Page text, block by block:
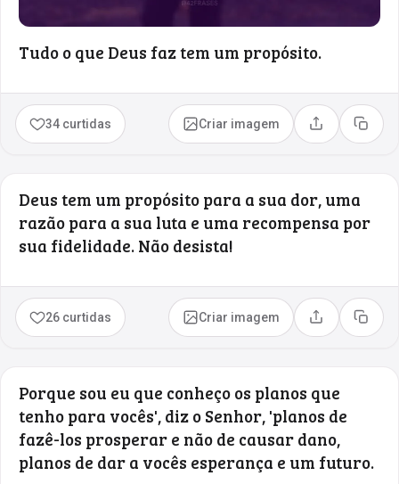
Tudo o que Deus faz tem um propósito.
34 curtidas Criar imagem Compartilhar
Copiar
Deus tem um propósito para a sua dor, uma
razão para a sua luta e uma recompensa por
sua fidelidade. Não desista!
26 curtidas Criar imagem Compartilhar
Copiar
Porque sou eu que conheço os planos que
tenho para vocês', diz o Senhor, 'planos de
fazê-los prosperar e não de causar dano,
planos de dar a vocês esperança e um futuro.